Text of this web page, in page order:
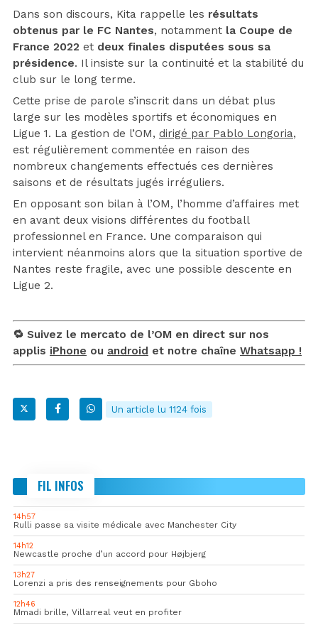
Dans son discours, Kita rappelle les résultats
obtenus par le FC Nantes, notamment la Coupe de
France 2022 et deux finales disputées sous sa
présidence. Il insiste sur la continuité et la stabilité du
club sur le long terme.
Cette prise de parole s’inscrit dans un débat plus
large sur les modèles sportifs et économiques en
Ligue 1. La gestion de l’OM, dirigé par Pablo Longoria,
est régulièrement commentée en raison des
nombreux changements effectués ces dernières
saisons et de résultats jugés irréguliers.
En opposant son bilan à l’OM, l’homme d’affaires met
en avant deux visions différentes du football
professionnel en France. Une comparaison qui
intervient néanmoins alors que la situation sportive de
Nantes reste fragile, avec une possible descente en
Ligue 2.
🔁 Suivez le mercato de l’OM en direct sur nos
applis iPhone ou android et notre chaîne Whatsapp !
Un article lu 1124 fois
FIL INFOS
14h57
Rulli passe sa visite médicale avec Manchester City
14h12
Newcastle proche d’un accord pour Højbjerg
13h27
Lorenzi a pris des renseignements pour Gboho
12h46
Mmadi brille, Villarreal veut en profiter